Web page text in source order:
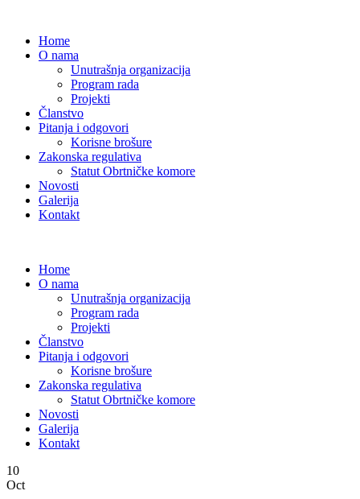
Home
O nama
Unutrašnja organizacija
Program rada
Projekti
Članstvo
Pitanja i odgovori
Korisne brošure
Zakonska regulativa
Statut Obrtničke komore
Novosti
Galerija
Kontakt
Home
O nama
Unutrašnja organizacija
Program rada
Projekti
Članstvo
Pitanja i odgovori
Korisne brošure
Zakonska regulativa
Statut Obrtničke komore
Novosti
Galerija
Kontakt
10
Oct